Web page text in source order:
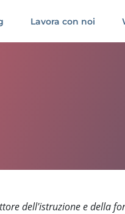
Lavora con noi
dell'istruzione e della